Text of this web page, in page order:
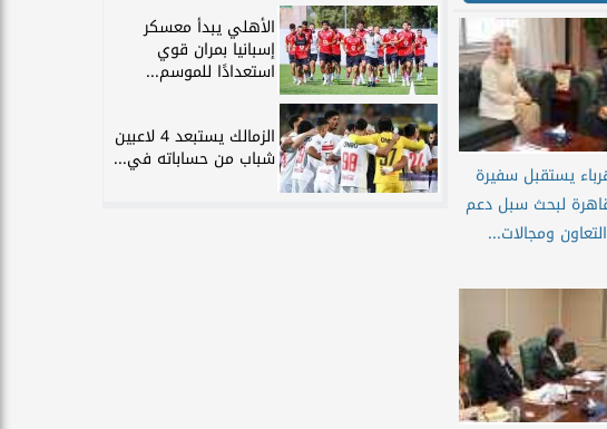
يستقبل سفيرة
لبحث سبل دعم
ومجالات...
الأهلي يبدأ معسكر
إسبانيا بمران قوي
استعدادًا للموسم...
الزمالك يستبعد 4 لاعبين
شباب من حساباته في...